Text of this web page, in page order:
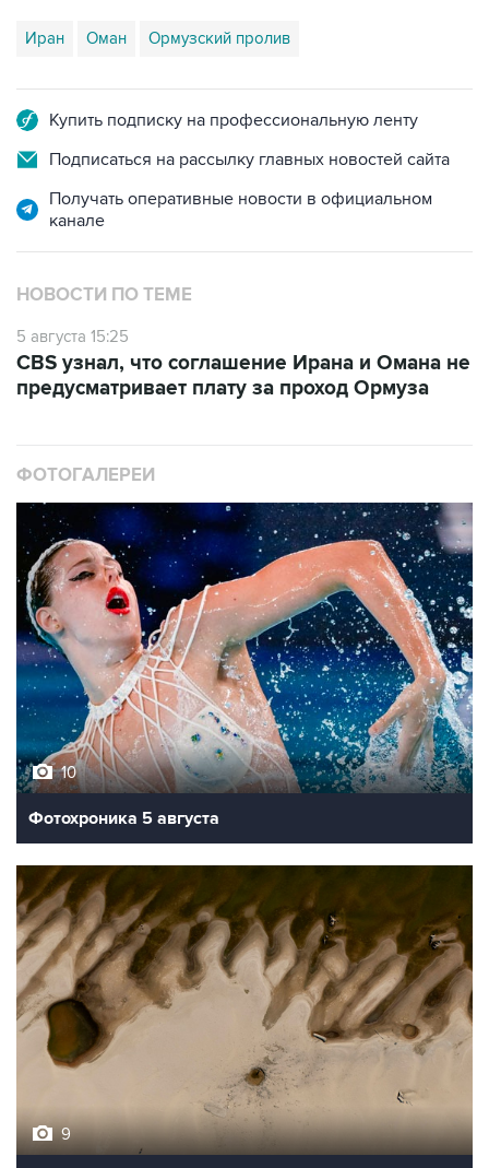
Иран Оман Ормузский пролив
Купить подписку на профессиональную ленту
Подписаться на рассылку главных новостей сайта
Получать оперативные новости в официальном
канале
НОВОСТИ ПО ТЕМЕ
5 августа 15:25
CBS узнал, что соглашение Ирана и Омана не
предусматривает плату за проход Ормуза
ФОТОГАЛЕРЕИ
10
Фотохроника 5 августа
9